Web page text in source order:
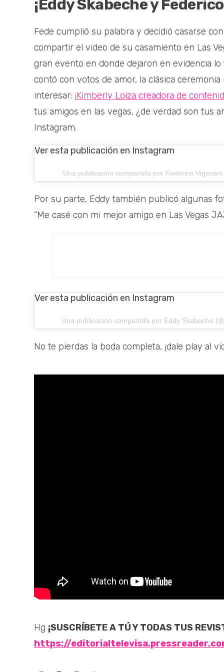
¡Eddy Skabeche y
Fede cumplió su palabra y decidió casarse
compartir el video de su casamiento en Las
gran evento en donde dejaron en evidencia
contó con votos de amor, la clásica
interesar: ¡Kimberly Loiza creadora de
tus amigos en las vegas, ¿de verdad son tus
Instagram.
Ver esta publicación en Instagram
Una publicación compartida por Federico
Por su parte, Eddy también publicó algunas
“Me casé con mi mejor amigo en Las Vegas
Ver esta publicación en Instagram
Una publicación compartida por Eddy Skabeche
No te pierdas la boda completa, ¡dale play al
Hg ¡SUSCRÍBETE A TÚ Y TODAS TUS
https://